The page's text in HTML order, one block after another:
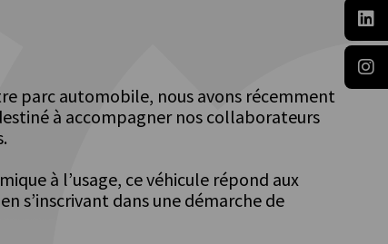
parc automobile, nous avons récemment
à accompagner nos collaborateurs
à l’usage, ce véhicule répond aux
s’inscrivant dans une démarche de